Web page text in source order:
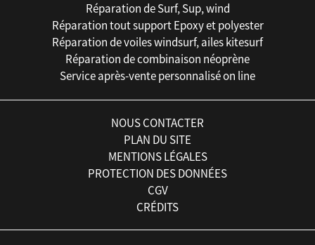
Réparation de Surf, Sup, wind
Réparation tout support Epoxy et polyester
Réparation de voiles windsurf, ailes kitesurf
Réparation de combinaison néoprène
Service après-vente personnalisé on line
NOUS CONTACTER
PLAN DU SITE
MENTIONS LÉGALES
PROTECTION DES DONNÉES
CGV
CRÉDITS